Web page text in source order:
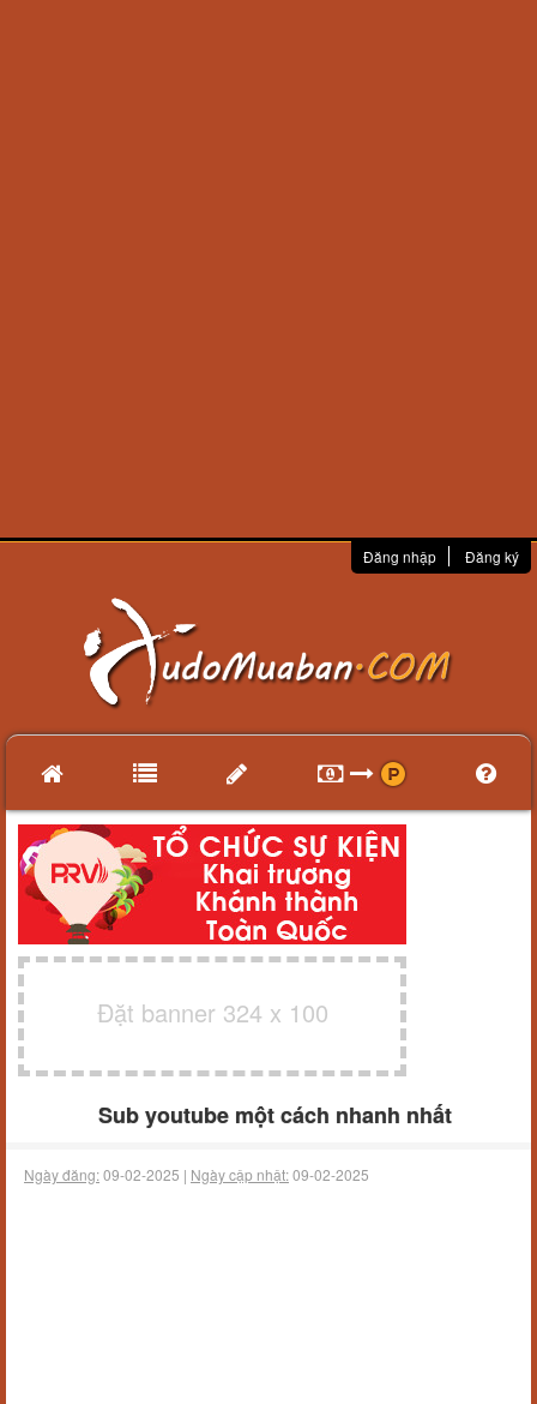
Đăng nhập Đăng ký
Đặt banner 324 x 100
Sub youtube một cách nhanh nhất
Ngày đăng:09-02-2025 | Ngày cập nhật:09-02-2025